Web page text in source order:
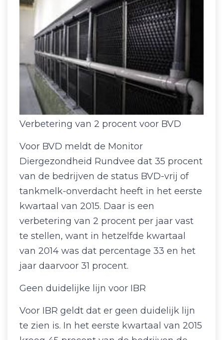
Verbetering van 2 procent voor BVD
Voor BVD meldt de Monitor
Diergezondheid Rundvee dat 35 procent
van de bedrijven de status BVD-vrij of
tankmelk-onverdacht heeft in het eerste
kwartaal van 2015. Daar is een
verbetering van 2 procent per jaar vast
te stellen, want in hetzelfde kwartaal
van 2014 was dat percentage 33 en het
jaar daarvoor 31 procent.
Geen duidelijke lijn voor IBR
Voor IBR geldt dat er geen duidelijk lijn
te zien is. In het eerste kwartaal van 2015